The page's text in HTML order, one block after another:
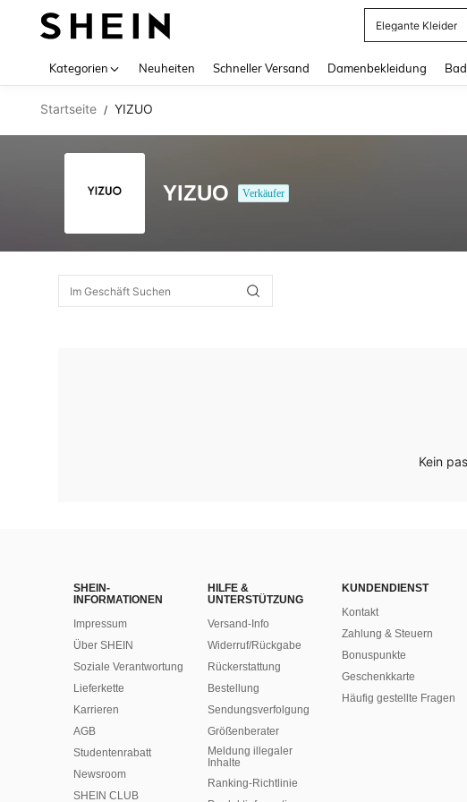
Elegante Kleider
Kategorien Neuheiten Schneller Versand Damenbekleidung
Startseite / YIZUO
YIZUO Verkäufer
Kein
SHEIN-
INFORMATIONEN
Impressum
Über SHEIN
Soziale Verantwortung
Lieferkette
Karrieren
AGB
Studentenrabatt
Newsroom
SHEIN CLUB
HILFE &
UNTERSTÜTZUNG
Versand-Info
Widerruf/Rückgabe
Rückerstattung
Bestellung
Sendungsverfolgung
Größenberater
Meldung illegaler
Inhalte
Ranking-Richtlinie
KUNDENDIENST
Kontakt
Zahlung & Steuern
Bonuspunkte
Geschenkkarte
Häufig gestellte Fragen